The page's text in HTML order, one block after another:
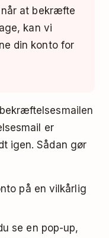
når at bekræfte
kan vi
din konto for
er
igen. Sådan gør
på en vilkårlig
se en pop-up,